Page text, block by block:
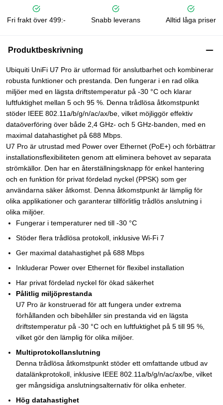
Fri frakt över 499:- Snabb leverans Alltid låga priser
Produktbeskrivning
Ubiquiti UniFi U7 Pro är utformad för anslutbarhet och kombinerar
robusta funktioner och prestanda. Den fungerar i en rad olika
miljöer med en lägsta driftstemperatur på -30 °C och klarar
luftfuktighet mellan 5 och 95 %. Denna trådlösa åtkomstpunkt
stöder IEEE 802.11a/b/g/n/ac/ax/be, vilket möjliggör effektiv
dataöverföring över både 2,4 GHz- och 5 GHz-banden, med en
maximal datahastighet på 688 Mbps.
U7 Pro är utrustad med Power over Ethernet (PoE+) och förbättrar
installationsflexibiliteten genom att eliminera behovet av separata
strömkällor. Den har en återställningsknapp för enkel hantering
och en funktion för privat fördelad nyckel (PPSK) som ger
användarna säker åtkomst. Denna åtkomstpunkt är lämplig för
olika applikationer och garanterar tillförlitlig trådlös anslutning i
olika miljöer.
Fungerar i temperaturer ned till -30 °C
Stöder flera trådlösa protokoll, inklusive Wi-Fi 7
Ger maximal datahastighet på 688 Mbps
Inkluderar Power over Ethernet för flexibel installation
Har privat fördelad nyckel för ökad säkerhet
Pålitlig miljöprestanda
U7 Pro är konstruerad för att fungera under extrema
förhållanden och bibehåller sin prestanda vid en lägsta
driftstemperatur på -30 °C och en luftfuktighet på 5 till 95 %,
vilket gör den lämplig för olika miljöer.
Multiprotokollanslutning
Denna trådlösa åtkomstpunkt stöder ett omfattande utbud av
datalänkprotokoll, inklusive IEEE 802.11a/b/g/n/ac/ax/be, vilket
ger mångsidiga anslutningsalternativ för olika enheter.
Hög datahastighet